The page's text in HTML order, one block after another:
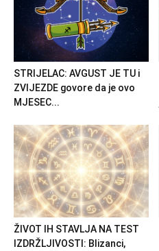
STRIJELAC: AVGUST JE TU i
ZVIJEZDE govore da je ovo
MJESEC...
ŽIVOT IH STAVLJA NA TEST
IZDRŽLJIVOSTI: Blizanci,